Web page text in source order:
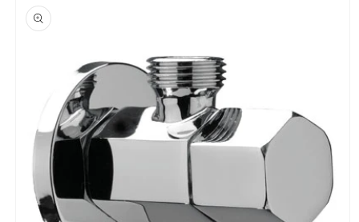
informazioni
sul prodotto